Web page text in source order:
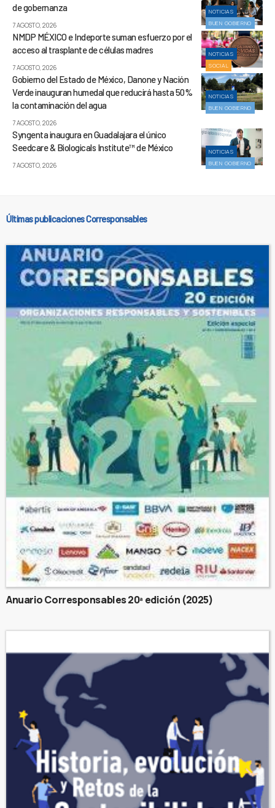
NOTICIAS
BUEN GOBIERNO
de gobernanza
7 AGOSTO, 2026
NOTICIAS
SOCIAL
NMDP MÉXICO e Indeporte suman esfuerzo por el
acceso al trasplante de células madres
7 AGOSTO, 2026
NOTICIAS
BUEN GOBIERNO
Gobierno del Estado de México, Danone y Nación
Verde inauguran humedal que reducirá hasta 50%
la contaminación del agua
7 AGOSTO, 2026
NOTICIAS
BUEN GOBIERNO
Syngenta inaugura en Guadalajara el único
Seedcare & Biologicals Institute™ de México
7 AGOSTO, 2026
Últimas publicaciones Corresponsables
Anuario Corresponsables 20ª edición (2025)